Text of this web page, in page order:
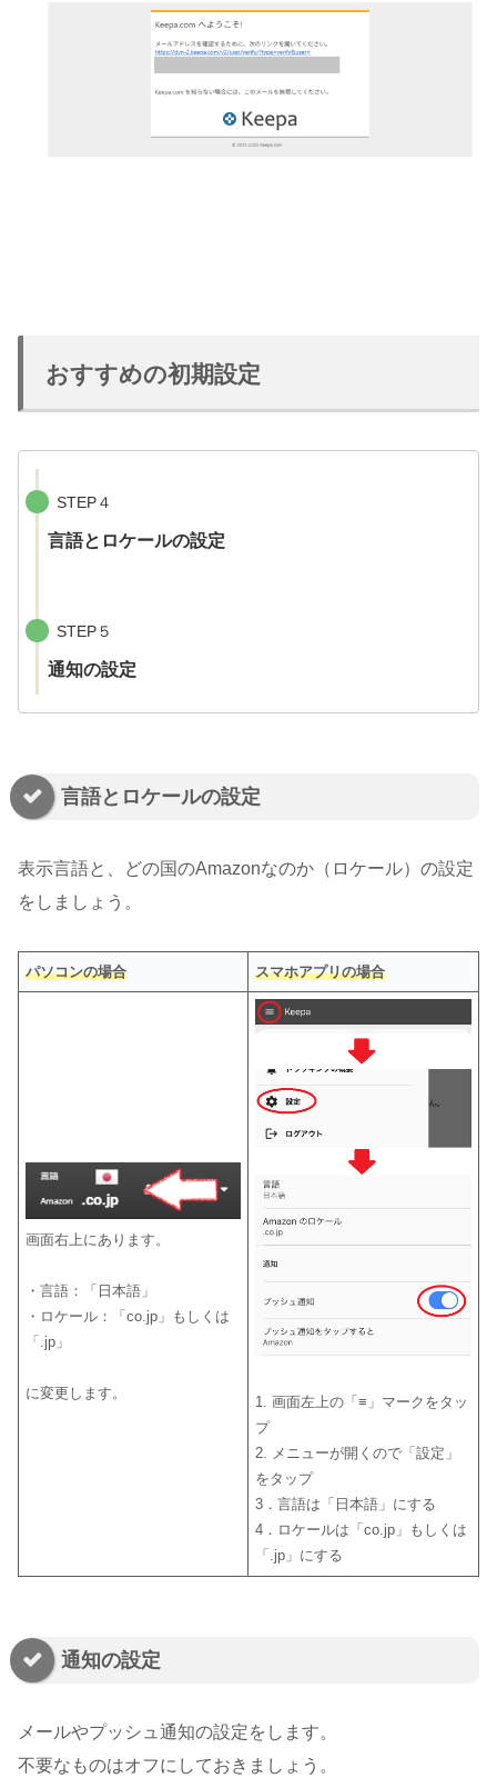
おすすめの初期設定
STEP４
言語とロケールの設定
STEP５
通知の設定
言語とロケールの設定
表示言語と、どの国のAmazonなのか（ロケール）の設定
をしましょう。
パソコンの場合 スマホアプリの場合
画面右上にあります。
・言語：「日本語」
・ロケール：「co.jp」もしくは
「.jp」
に変更します。
1. 画面左上の「≡」マークをタッ
プ
2. メニューが開くので「設定」
をタップ
3．言語は「日本語」にする
4．ロケールは「co.jp」もしくは
「.jp」にする
通知の設定
メールやプッシュ通知の設定をします。
不要なものはオフにしておきましょう。